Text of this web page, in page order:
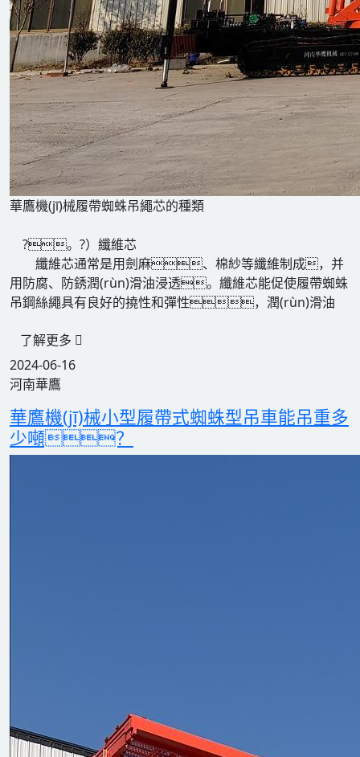
華鷹機(jī)械履帶蜘蛛吊繩芯的種類
?。?）纖維芯
纖維芯通常是用劍麻、棉紗等纖維制成，并
用防腐、防銹潤(rùn)滑油浸透。纖維芯能促使履帶蜘蛛
吊鋼絲繩具有良好的撓性和彈性，潤(rùn)滑油
了解更多
2024-06-16
河南華鷹
華鷹機(jī)械小型履帶式蜘蛛型吊車能吊重多
少噸？